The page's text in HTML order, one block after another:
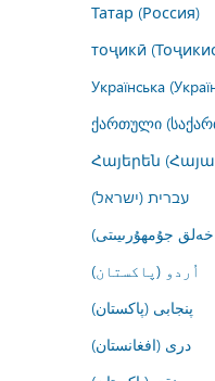
Татар (Россия)
тоҷикӣ
Українська
ქართული
Հայերեն
עברית (ישראל)
جۇمھۇرىيىتى)
اُردو (پاکستان)
پنجابی (پاکستان)
درى (افغانستان)